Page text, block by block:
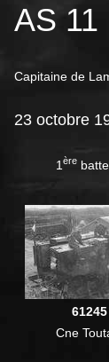
AS 11
Capitaine de
23 octobre
1 ère
61245
Cne